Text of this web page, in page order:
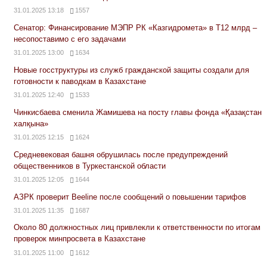
31.01.2025 13:18 1557
Сенатор: Финансирование МЭПР РК «Казгидромета» в Т12 млрд –
несопоставимо с его задачами
31.01.2025 13:00 1634
Новые госструктуры из служб гражданской защиты создали для
готовности к паводкам в Казахстане
31.01.2025 12:40 1533
Чинкисбаева сменила Жамишева на посту главы фонда «Қазақстан
халқына»
31.01.2025 12:15 1624
Средневековая башня обрушилась после предупреждений
общественников в Туркестанской области
31.01.2025 12:05 1644
АЗРК проверит Beeline после сообщений о повышении тарифов
31.01.2025 11:35 1687
Около 80 должностных лиц привлекли к ответственности по итогам
проверок минпросвета в Казахстане
31.01.2025 11:00 1612